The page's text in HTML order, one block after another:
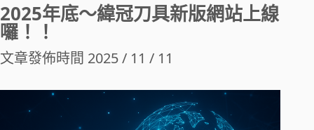
2025年底～緯冠刀具新版網站上線
囉！！
文章發佈時間 2025 / 11 / 11